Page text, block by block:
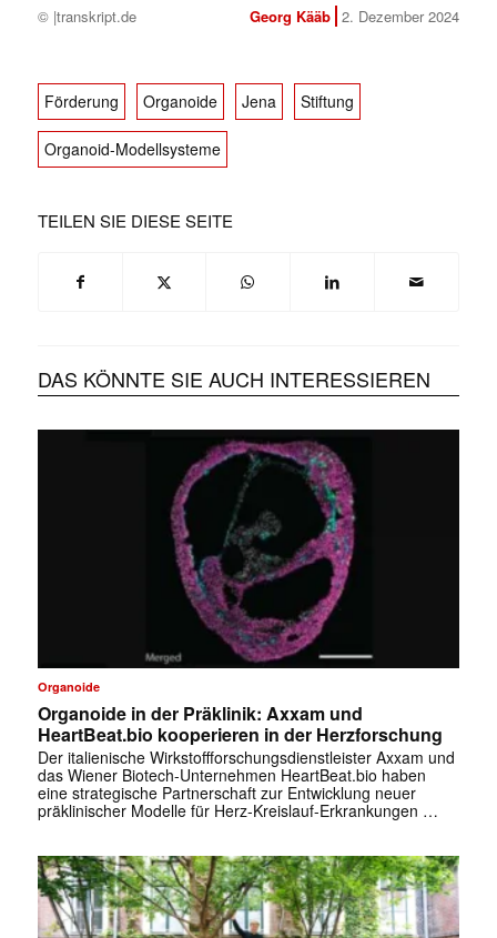
© |transkript.de Georg Kääb 2. Dezember 2024
Förderung Organoide Jena Stiftung
Organoid-Modellsysteme
TEILEN SIE DIESE SEITE
DAS KÖNNTE SIE AUCH INTERESSIEREN
Organoide
Organoide in der Präklinik: Axxam und
HeartBeat.bio kooperieren in der Herzforschung
Der italienische Wirkstoffforschungsdienstleister Axxam und
das Wiener Biotech-Unternehmen HeartBeat.bio haben
eine strategische Partnerschaft zur Entwicklung neuer
präklinischer Modelle für Herz-Kreislauf-Erkrankungen …